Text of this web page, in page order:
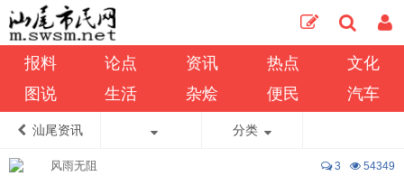
报料 论点 资讯 热点
文化
图说
生活 杂烩 便民 汽车
汕尾资讯 分类
3 54349
风雨无阻